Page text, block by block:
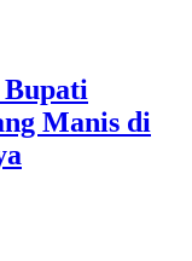
Manis di